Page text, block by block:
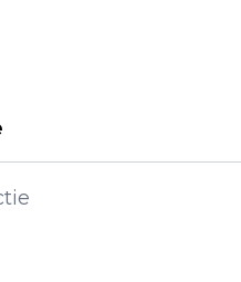
CHIPBEDRIJF AMD
DOET OPROEP AAN
SLUIT PVV NIET UIT